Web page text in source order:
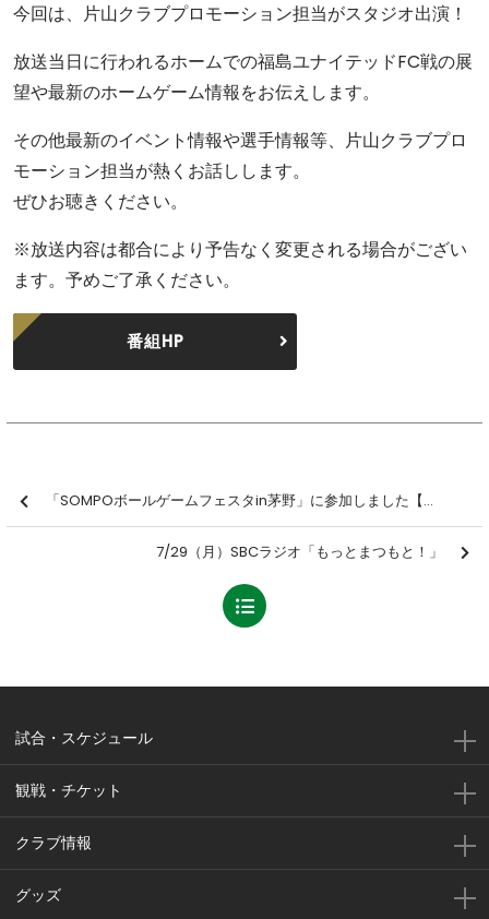
今回は、片山クラブプロモーション担当がスタジオ出演！
放送当日に行われるホームでの福島ユナイテッドFC戦の展
望や最新のホームゲーム情報をお伝えします。
その他最新のイベント情報や選手情報等、片山クラブプロ
モーション担当が熱くお話しします。
ぜひお聴きください。
※放送内容は都合により予告なく変更される場合がござい
ます。予めご了承ください。
番組HP
「SOMPOボールゲームフェスタin茅野」に参加しました【報告】
7/29（月）SBCラジオ「もっとまつもと！」
試合・スケジュール
観戦・チケット
クラブ情報
グッズ